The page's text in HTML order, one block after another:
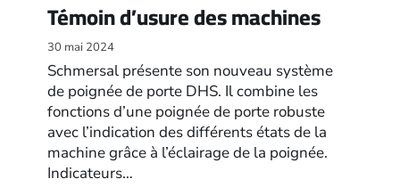
Témoin d’usure des machines
30 mai 2024
Schmersal présente son nouveau système
de poignée de porte DHS. Il combine les
fonctions d’une poignée de porte robuste
avec l’indication des différents états de la
machine grâce à l’éclairage de la poignée.
Indicateurs…